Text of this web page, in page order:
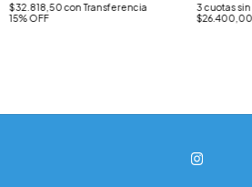
$32.818,50con Transferencia
15% OFF
3 cuotas
$26.400,00